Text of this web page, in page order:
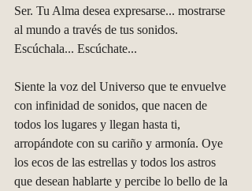
Ser. Tu Alma desea expresarse... mostrarse
al mundo a través de tus sonidos.
Escúchala... Escúchate...
Siente la voz del Universo que te envuelve
con infinidad de sonidos, que nacen de
todos los lugares y llegan hasta ti,
arropándote con su cariño y armonía. Oye
los ecos de las estrellas y todos los astros
que desean hablarte y percibe lo bello de la